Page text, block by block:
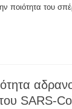
ποιότητα του
SARS-